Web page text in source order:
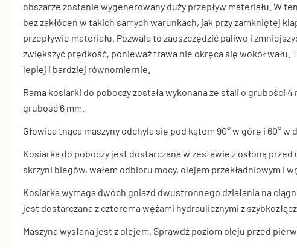
obszarze zostanie wygenerowany duży przepływ materiału. W
bez zakłóceń w takich samych warunkach, jak przy zamkniętej
przepływie materiału. Pozwala to zaoszczędzić paliwo i
zwiększyć prędkość, ponieważ trawa nie okręca się wokół wału.
lepiej i bardziej równomiernie.
Rama kosiarki do poboczy została wykonana ze stali o grubości 4
grubość 6 mm.
Głowica tnąca maszyny odchyla się pod kątem 90° w górę i 60° w
Kosiarka do poboczy jest dostarczana w zestawie z osłoną przed
skrzyni biegów, wałem odbioru mocy, olejem przekładniowym i
Kosiarka wymaga dwóch gniazd dwustronnego działania na
jest dostarczana z czterema wężami hydraulicznymi z
Maszyna wysłana jest z olejem. Sprawdź poziom oleju przed